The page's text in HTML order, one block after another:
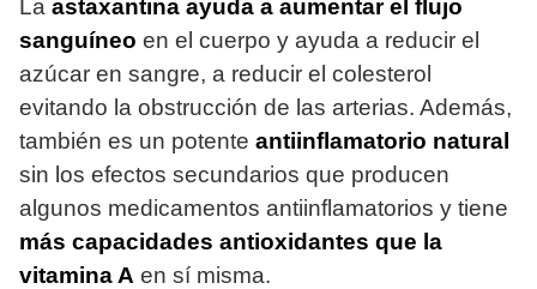
La astaxantina ayuda a aumentar el flujo
sanguíneo en el cuerpo y ayuda a reducir el
azúcar en sangre, a reducir el colesterol
evitando la obstrucción de las arterias. Además,
también es un potente antiinflamatorio natural
sin los efectos secundarios que producen
algunos medicamentos antiinflamatorios y tiene
más capacidades antioxidantes que la
vitamina A en sí misma.